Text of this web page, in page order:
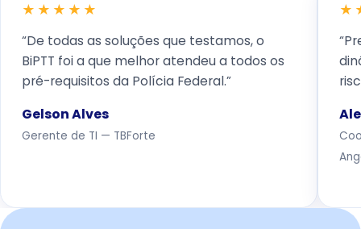
★★★★★
“De todas as soluções que testamos, o
BiPTT foi a que melhor atendeu a todos os
pré-requisitos da Polícia Federal.”
Gelson Alves
Gerente de TI — TBForte